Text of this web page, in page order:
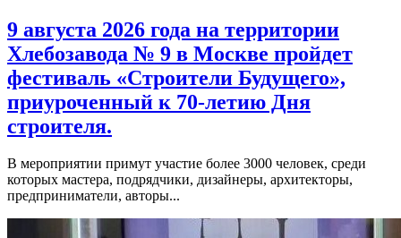
9 августа 2026 года на территории
Хлебозавода № 9 в Москве пройдет
фестиваль «Строители Будущего»,
приуроченный к 70-летию Дня
строителя.
В мероприятии примут участие более 3000 человек, среди
которых мастера, подрядчики, дизайнеры, архитекторы,
предприниматели, авторы...